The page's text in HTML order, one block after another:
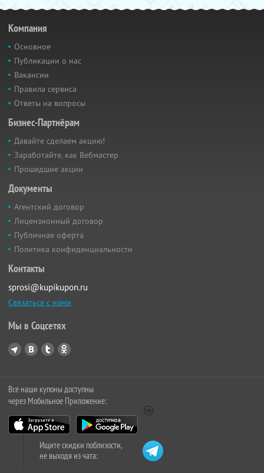
Компания
Основное
Публикации о нас
Вакансии
Правила сервиса
Ответы на вопросы
Бизнес-Партнёрам
Давайте сделаем акцию!
Заработайте, как Вебмастер
Прошедшие акции
Документы
Агентский договор
Лицензионный договор
Публичная оферта
Политика конфиденциальности
Контакты
sprosi@kupikupon.ru
Связаться с нами
Мы в Соцсетях
Все наши купоны доступны
через Мобильное Приложение:
Ищите скидки поблизости,
не выходя из чата: